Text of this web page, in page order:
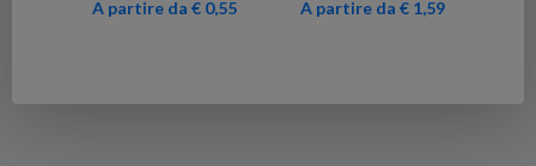
A partire da € 0,55 A partire da € 1,59